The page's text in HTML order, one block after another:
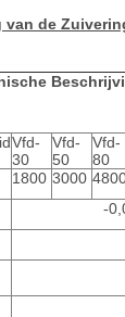
de
Vfd-
30
Vfd-
50
Vfd-
80
1800 3000
-